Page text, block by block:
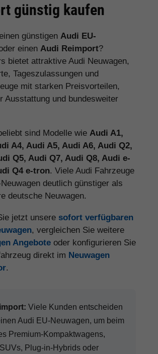
günstig kaufen
günstigen Audi EU-
einen Audi Reimport?
bietet attraktive Audi Neuwagen,
Tageszulassungen und
mit starken Preisvorteilen,
Ausstattung und bundesweiter
sind Modelle wie Audi A1,
A4, Audi A5, Audi A6, Audi Q2,
Q5, Audi Q7, Audi Q8, Audi e-
Q4 e-tron. Viele Audi Fahrzeuge
deutlich günstiger als
deutsche Neuwagen.
jetzt unsere sofort verfügbaren
, vergleichen Sie weitere
Angebote oder konfigurieren Sie
direkt im Neuwagen
.
Viele Kunden entscheiden
Audi EU-Neuwagen, um beim
Premium-Kompaktwagens,
Plug-in-Hybrids oder